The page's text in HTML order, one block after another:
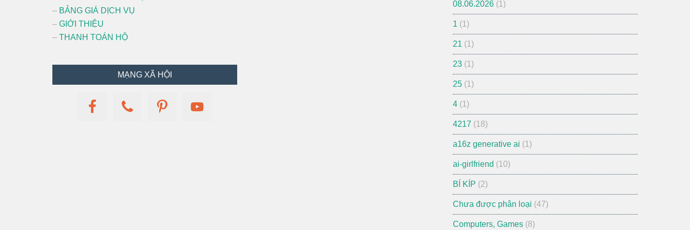
– BẢNG GIÁ DỊCH VỤ
– GIỚI THIỆU
– THANH TOÁN HỘ
MẠNG XÃ HỘI
08.06.2026 (1)
1 (1)
21 (1)
23 (1)
25 (1)
4 (1)
4217 (18)
a16z generative ai (1)
ai-girlfriend (10)
BÍ KÍP (2)
Chưa được phân loại (47)
Computers, Games (8)